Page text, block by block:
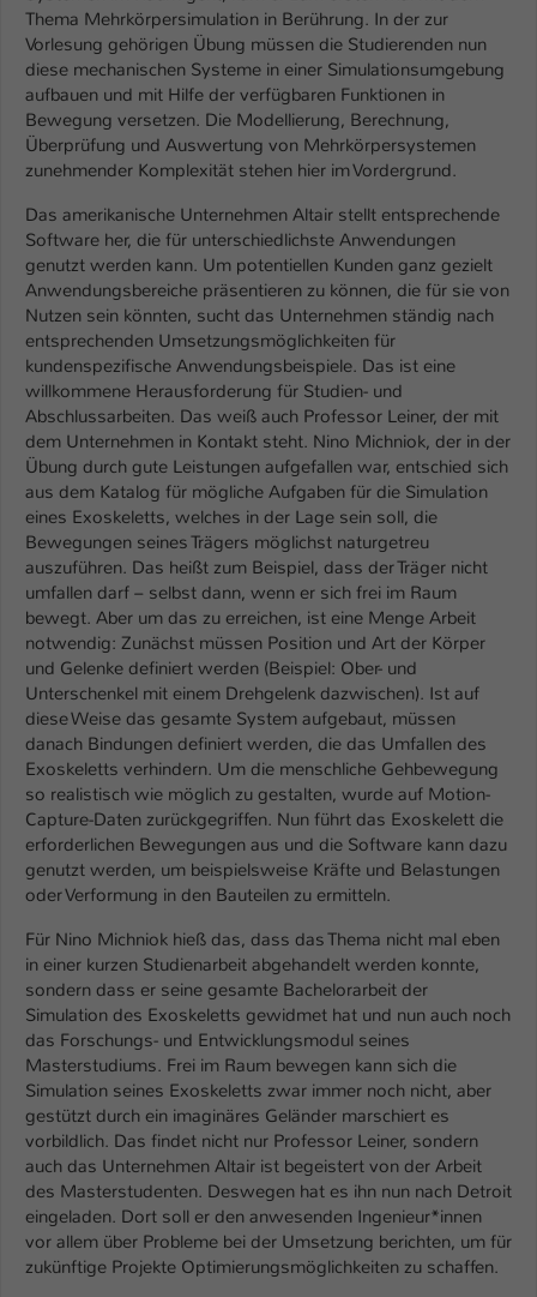
Thema Mehrkörpersimulation in Berührung. In der zur
Vorlesung gehörigen Übung müssen die Studierenden nun
diese mechanischen Systeme in einer Simulationsumgebung
aufbauen und mit Hilfe der verfügbaren Funktionen in
Bewegung versetzen. Die Modellierung, Berechnung,
Überprüfung und Auswertung von Mehrkörpersystemen
zunehmender Komplexität stehen hier im Vordergrund.
Das amerikanische Unternehmen Altair stellt entsprechende
Software her, die für unterschiedlichste Anwendungen
genutzt werden kann. Um potentiellen Kunden ganz gezielt
Anwendungsbereiche präsentieren zu können, die für sie von
Nutzen sein könnten, sucht das Unternehmen ständig nach
entsprechenden Umsetzungsmöglichkeiten für
kundenspezifische Anwendungsbeispiele. Das ist eine
willkommene Herausforderung für Studien- und
Abschlussarbeiten. Das weiß auch Professor Leiner, der mit
dem Unternehmen in Kontakt steht. Nino Michniok, der in der
Übung durch gute Leistungen aufgefallen war, entschied sich
aus dem Katalog für mögliche Aufgaben für die Simulation
eines Exoskeletts, welches in der Lage sein soll, die
Bewegungen seines Trägers möglichst naturgetreu
auszuführen. Das heißt zum Beispiel, dass der Träger nicht
umfallen darf – selbst dann, wenn er sich frei im Raum
bewegt. Aber um das zu erreichen, ist eine Menge Arbeit
notwendig: Zunächst müssen Position und Art der Körper
und Gelenke definiert werden (Beispiel: Ober- und
Unterschenkel mit einem Drehgelenk dazwischen). Ist auf
diese Weise das gesamte System aufgebaut, müssen
danach Bindungen definiert werden, die das Umfallen des
Exoskeletts verhindern. Um die menschliche Gehbewegung
so realistisch wie möglich zu gestalten, wurde auf Motion-
Capture-Daten zurückgegriffen. Nun führt das Exoskelett die
erforderlichen Bewegungen aus und die Software kann dazu
genutzt werden, um beispielsweise Kräfte und Belastungen
oder Verformung in den Bauteilen zu ermitteln.
Für Nino Michniok hieß das, dass das Thema nicht mal eben
in einer kurzen Studienarbeit abgehandelt werden konnte,
sondern dass er seine gesamte Bachelorarbeit der
Simulation des Exoskeletts gewidmet hat und nun auch noch
das Forschungs- und Entwicklungsmodul seines
Masterstudiums. Frei im Raum bewegen kann sich die
Simulation seines Exoskeletts zwar immer noch nicht, aber
gestützt durch ein imaginäres Geländer marschiert es
vorbildlich. Das findet nicht nur Professor Leiner, sondern
auch das Unternehmen Altair ist begeistert von der Arbeit
des Masterstudenten. Deswegen hat es ihn nun nach Detroit
eingeladen. Dort soll er den anwesenden Ingenieur*innen
vor allem über Probleme bei der Umsetzung berichten, um für
zukünftige Projekte Optimierungsmöglichkeiten zu schaffen.
Zweck
Einstellungen. Unter anderem eine zufällig
generierte ID, für die historische
Speicherung Ihrer vorgenommen
Einstellungen, falls der Webseiten-
Betreiber dies eingestellt hat.
Anbieter TYPO3
Laufzeit 1 Woche
Zweck
Dieses Cookie ist ein Standard-Session-
Cookie von TYPO3. Es speichert im Fall
eines Intranet-Logins die Session-ID. So
kann der eingeloggte Benutzer
wiedererkannt werden und es wird ihm
Zugang zu geschützten Bereichen
gewährt.
Name be_typo_user
Anbieter TYPO3
Laufzeit 1 Tag
Zweck
Dieser Cookie teilt der Webseite mit, ob
ein Besucher im Typo3-Backend
angemeldet ist und Rechte besitzt diese
zu verwalten.